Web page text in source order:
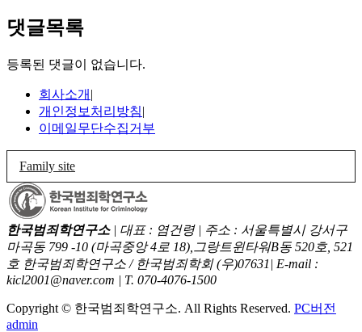
댓글목록
등록된 댓글이 없습니다.
회사소개 |
개인정보처리방침|
이메일무단수집거부
Family site
한국범죄학연구소 | 대표 : 염건령 | 주소 : 서울특별시 강서구
마곡동 799 -10 (마곡중앙 4로 18),그랑트윈타워B동 520호, 521
호 한국범죄학연구소 / 한국범죄학회 (우)07631 | E-mail :
kicl2001@naver.com | T. 070-4076-1500
Copyright © 한국범죄학연구소. All Rights Reserved. PC버전
admin